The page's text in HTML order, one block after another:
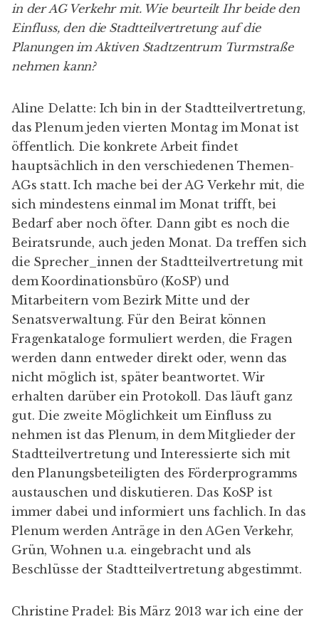
in der AG Verkehr mit. Wie beurteilt Ihr beide den
Einfluss, den die Stadtteilvertretung auf die
Planungen im Aktiven Stadtzentrum Turmstraße
nehmen kann?
Aline Delatte: Ich bin in der Stadtteilvertretung,
das Plenum jeden vierten Montag im Monat ist
öffentlich. Die konkrete Arbeit findet
hauptsächlich in den verschiedenen Themen-
AGs statt. Ich mache bei der AG Verkehr mit, die
sich mindestens einmal im Monat trifft, bei
Bedarf aber noch öfter. Dann gibt es noch die
Beiratsrunde, auch jeden Monat. Da treffen sich
die Sprecher_innen der Stadtteilvertretung mit
demKoordinationsbüro (KoSP) und
Mitarbeitern vom Bezirk Mitte und der
Senatsverwaltung. Für den Beirat können
Fragenkataloge formuliert werden, die Fragen
werden dann entweder direkt oder, wenn das
nicht möglich ist, später beantwortet. Wir
erhalten darüber ein Protokoll. Das läuft ganz
gut. Die zweite Möglichkeit um Einfluss zu
nehmen ist das Plenum, in dem Mitglieder der
Stadtteilvertretung und Interessierte sich mit
den Planungsbeteiligten des Förderprogramms
austauschen und diskutieren. Das KoSP ist
immer dabei und informiert uns fachlich. In das
Plenum werden Anträge in den AGen Verkehr,
Grün, Wohnen u.a. eingebracht und als
Beschlüsse der Stadtteilvertretung abgestimmt.
Christine Pradel: Bis März 2013 war ich eine der